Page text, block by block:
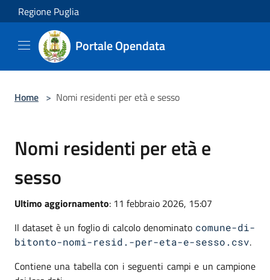
Salta al contenuto principale
Regione Puglia
Portale Opendata
Home > Nomi residenti per età e sesso
Nomi residenti per età e
sesso
Ultimo aggiornamento: 11 febbraio 2026, 15:07
Il dataset è un foglio di calcolo denominato comune-di-
bitonto-nomi-resid.-per-eta-e-sesso.csv.
Contiene una tabella con i seguenti campi e un campione